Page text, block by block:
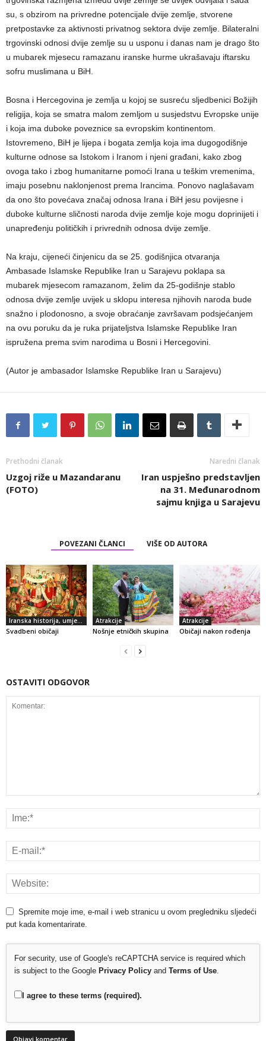
su, s obzirom na privredne potencijale dvije zemlje, stvorene
pretpostavke za aktivnosti privatnog sektora dvije zemlje. Bilateralni
trgovinski odnosi dvije zemlje su u usponu i danas nam je drago što
u mubarek mjesecu ramazanu iranske hurme ukrašavaju iftarsku
sofru muslimana u BiH.
Bosna i Hercegovina je zemlja u kojoj se susreću sljedbenici Božijih
religija, koja se smatra malom zemljom u susjedstvu Evropske unije
i koja ima duboke poveznice sa evropskim kontinentom.
Istovremeno, BiH je lijepa i bogata zemlja koja ima dugogodišnje
kulturne odnose sa Istokom i Iranom i njeni građani, kako zbog
ovoga tako i zbog humanitarne pomoći Irana u teškim vremenima,
imaju posebnu naklonjenost prema Irancima. Ponovo naglašavam
da ono što povećava značaj odnosa Irana i BiH jesu povijesne i
duboke kulturne sličnosti naroda dvije zemlje koje mogu doprinijeti i
unapređenju političkih i privrednih odnosa dvije zemlje.
Na kraju, cijeneći činjenicu da se 25. godišnjica otvaranja
Ambasade Islamske Republike Iran u Sarajevu poklapa sa
mubarek mjesecom ramazanom, želim da 25-godišnje stablo
odnosa dvije zemlje uvijek u sklopu interesa njihovih naroda bude
snažno i plodonosno, a svoje obraćanje završavam podsjećanjem
na ovu poruku da je ruka prijateljstva Islamske Republike Iran
ispružena prema svim narodima u Bosni i Hercegovini.
(Autor je ambasador Islamske Republike Iran u Sarajevu)
Prethodni članak
Uzgoj riže u Mazandaranu
(FOTO)
Naredni članak
Iran uspješno predstavljen
na 31. Međunarodnom
sajmu knjiga u Sarajevu
POVEZANI ČLANCI VIŠE OD AUTORA
Iranska historija, umjetnost i kultura
Svadbeni običaji
Atrakcije
Nošnje etničkih skupina
Atrakcije
Običaji nakon rođenja
OSTAVITI ODGOVOR
Spremite moje ime, e-mail i web stranicu u ovom pregledniku sljedeći
put kada komentarirate.
For security, use of Google's reCAPTCHA service is required which
is subject to the Google Privacy Policy and Terms of Use
I agree to these terms (required).